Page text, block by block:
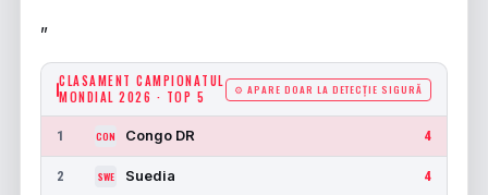
„
CLASAMENT CAMPIONATUL
MONDIAL 2026 · TOP 5
⚙ APARE DOAR LA DETECȚIE SIGURĂ
1 CON Congo DR 4
2 SWE Suedia 4